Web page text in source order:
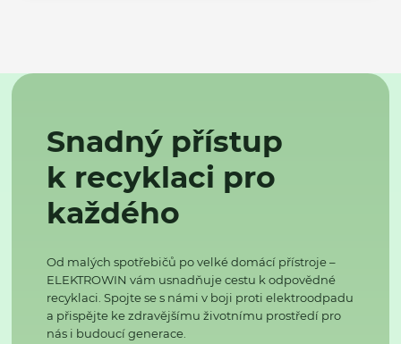
Snadný přístup
k recyklaci pro
každého
Od malých spotřebičů po velké domácí přístroje –
ELEKTROWIN vám usnadňuje cestu k odpovědné
recyklaci. Spojte se s námi v boji proti elektroodpadu
a přispějte ke zdravějšímu životnímu prostředí pro
nás i budoucí generace.